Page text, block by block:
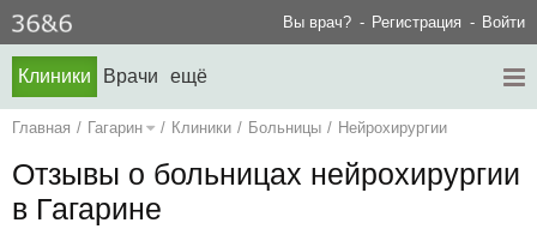
Вы врач? Регистрация Войти
Клиники Врачи ещё
Главная / Гагарин / Клиники / Больницы / Нейрохирургии
Отзывы о больницах нейрохирургии
в Гагарине